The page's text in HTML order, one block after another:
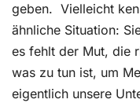
geben. Vielleicht
ähnliche Situation:
es fehlt der Mut, die
was zu tun ist, um
eigentlich unsere